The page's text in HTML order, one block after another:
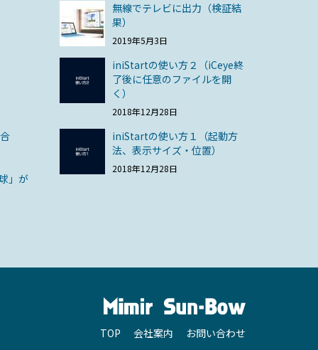
」が
無線でテレビに出力（検証結
果）
2019年5月3日
iniStartの使い方２（iCeye終
了後に任意のファイルを開
く）
2018年12月28日
iniStartの使い方１（起動方
法、表示サイズ・位置）
2018年12月28日
TOP 会社案内 お問い合わせ